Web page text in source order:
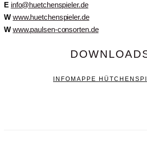
E info@huetchenspieler.de
W www.huetchenspieler.de
W www.paulsen-consorten.de
INFOMAPPE